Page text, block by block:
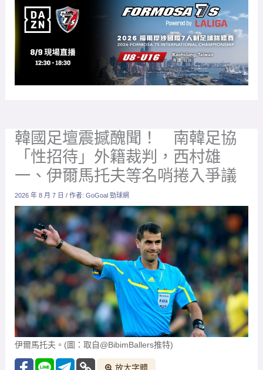
韓國足壇震撼醜聞！ 南韓足協
「性招待」外籍裁判，西村雄
一、伊爾馬托夫等名哨捲入爭議
2026 年 8 月 7 日/ 作者:GoGoal 勁球網
伊爾馬托夫。(圖：取自@BibimBallers推特)
放大字體